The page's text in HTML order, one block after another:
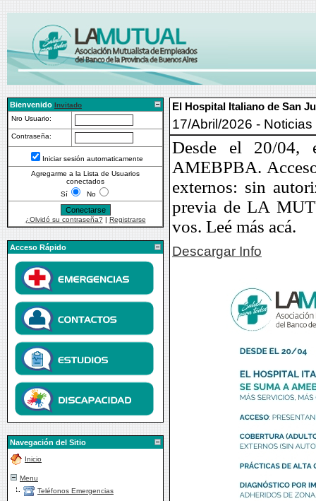
Bienvenido Invitado
Nro Usuario:
Contraseña:
Iniciar sesión automaticamente
Agregarme a la Lista de Usuarios
conectados
Sí
No
¿Olvidó su contraseña? | Registrarse
Acceso Rápido
Navegación del Sitio
Inicio
Menu
Teléfonos Emergencias
El Hospital Italiano de San
17/Abril/2026 -
Desde el 20/04,
AMEBPBA.
externos: sin
previa de LA
vos. Leé más acá.
Descargar Info